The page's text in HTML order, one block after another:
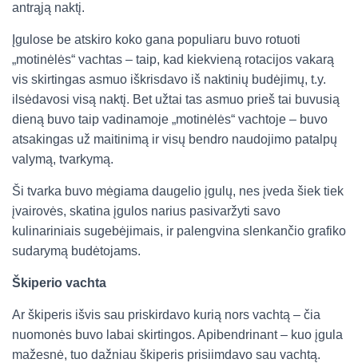
antrąją naktį.
Įgulose be atskiro koko gana populiaru buvo rotuoti
„motinėlės“ vachtas – taip, kad kiekvieną rotacijos vakarą
vis skirtingas asmuo iškrisdavo iš naktinių budėjimų, t.y.
ilsėdavosi visą naktį. Bet užtai tas asmuo prieš tai buvusią
dieną buvo taip vadinamoje „motinėlės“ vachtoje – buvo
atsakingas už maitinimą ir visų bendro naudojimo patalpų
valymą, tvarkymą.
Ši tvarka buvo mėgiama daugelio įgulų, nes įveda šiek tiek
įvairovės, skatina įgulos narius pasivaržyti savo
kulinariniais sugebėjimais, ir palengvina slenkančio grafiko
sudarymą budėtojams.
Škiperio vachta
Ar škiperis išvis sau priskirdavo kurią nors vachtą – čia
nuomonės buvo labai skirtingos. Apibendrinant – kuo įgula
mažesnė, tuo dažniau škiperis prisiimdavo sau vachtą.